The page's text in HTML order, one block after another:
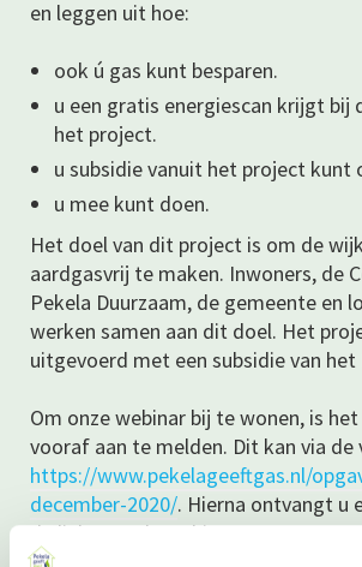
en leggen uit hoe:
ook ú gas kunt besparen.
u een gratis energiescan krijgt bij
het project.
u subsidie vanuit het project kunt
u mee kunt doen.
Het doel van dit project is om de
aardgasvrij te maken. Inwoners, de
Pekela Duurzaam, de gemeente en
werken samen aan dit doel. Het
uitgevoerd met een subsidie van het
Om onze webinar bij te wonen, is
vooraf aan te melden. Dit kan via de
https://www.pekelageeftgas.nl/
december-2020/. Hierna ontvangt u
de link naar de webinar.